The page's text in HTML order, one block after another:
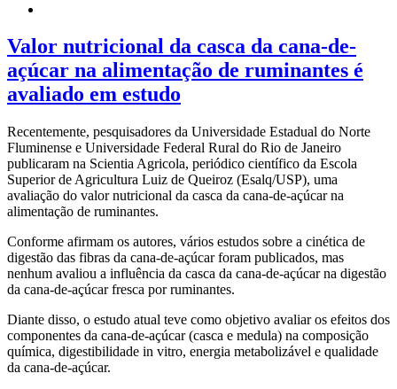
Valor nutricional da casca da cana-de-
açúcar na alimentação de ruminantes é
avaliado em estudo
Recentemente, pesquisadores da Universidade Estadual do Norte
Fluminense e Universidade Federal Rural do Rio de Janeiro
publicaram na Scientia Agricola, periódico científico da Escola
Superior de Agricultura Luiz de Queiroz (Esalq/USP), uma
avaliação do valor nutricional da casca da cana-de-açúcar na
alimentação de ruminantes.
Conforme afirmam os autores, vários estudos sobre a cinética de
digestão das fibras da cana-de-açúcar foram publicados, mas
nenhum avaliou a influência da casca da cana-de-açúcar na digestão
da cana-de-açúcar fresca por ruminantes.
Diante disso, o estudo atual teve como objetivo avaliar os efeitos dos
componentes da cana-de-açúcar (casca e medula) na composição
química, digestibilidade in vitro, energia metabolizável e qualidade
da cana-de-açúcar.